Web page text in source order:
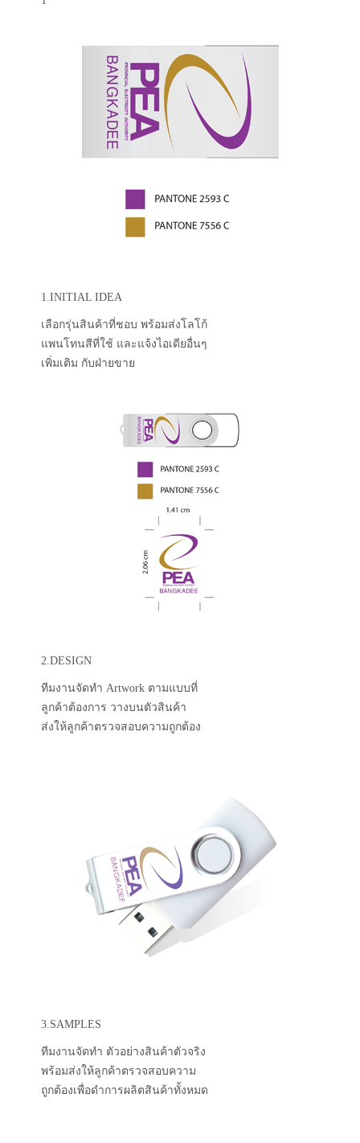
1.INITIAL IDEA
เลือกรุ่นสินค้าที่ชอบ พร้อมส่งโลโก้
แพนโทนสีที่ใช้ และแจ้งไอเดียอื่นๆ
เพิ่มเติม กับฝ่ายขาย
2.DESIGN
ทีมงานจัดทำ Artwork ตามแบบที่
ลูกค้าต้องการ วางบนตัวสินค้า
ส่งให้ลูกค้าตรวจสอบความถูกต้อง
3.SAMPLES
ทีมงานจัดทำ ตัวอย่างสินค้าตัวจริง
พร้อมส่งให้ลูกค้าตรวจสอบความ
ถูกต้องเพื่อดำการผลิตสินค้าทั้งหมด